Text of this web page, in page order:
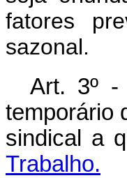
fatores
Art. 3º -
temporário
sindical a
Trabalho.